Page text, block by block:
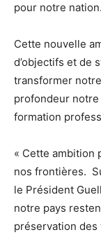
pour notre nation.
Cette nouvelle
d’objectifs et de
transformer
profondeur
formation
« Cette ambition
nos frontières.
le Président
notre pays
préservation